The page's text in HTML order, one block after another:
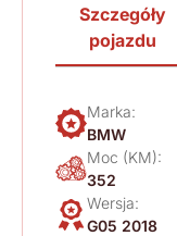
Szczegóły
pojazdu
Marka:
BMW
Moc (KM):
352
Wersja:
G05 2018